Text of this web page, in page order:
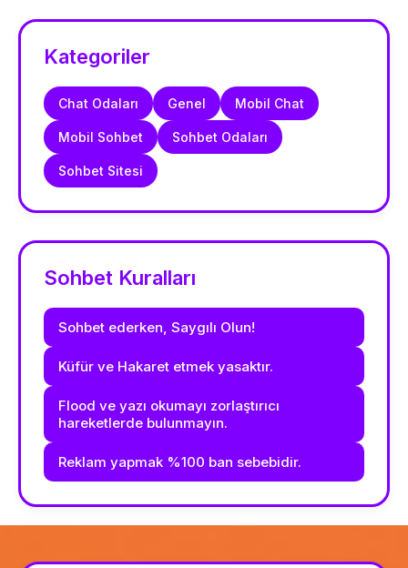
Kategoriler
Chat Odaları Genel Mobil Chat
Mobil Sohbet Sohbet Odaları
Sohbet Sitesi
Sohbet Kuralları
Sohbet ederken, Saygılı Olun!
Küfür ve Hakaret etmek yasaktır.
Flood ve yazı okumayı zorlaştırıcı
hareketlerde bulunmayın.
Reklam yapmak %100 ban sebebidir.